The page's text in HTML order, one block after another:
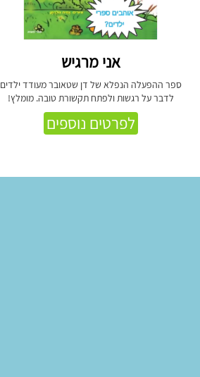
אני מרגיש
ספר ההפעלה הנפלא של דן שטאובר מעודד ילדים
לדבר על רגשות ולפתח תקשורת טובה. מומלץ!
לפרטים נוספים